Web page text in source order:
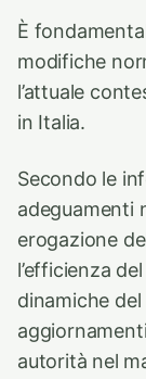
È
modifiche
l’attuale
in Italia.
Secondo le
adeguamenti
erogazione
l’efficienza
dinamiche
autorità nel